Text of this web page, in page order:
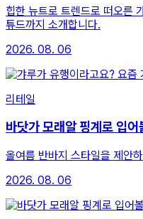
힙한 뉴트로 트렌드로 떠오른
튜드까지 소개합니다.
2026. 08. 06
리테일
바닷가 모래알 핑계로 입
올여름 반바지 스타일을 제안
2026. 08. 06